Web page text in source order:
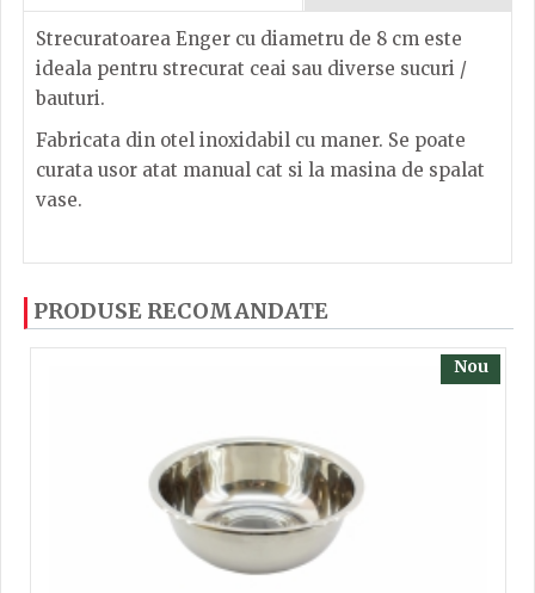
Strecuratoarea Enger cu diametru de 8 cm este
ideala pentru strecurat ceai sau diverse sucuri /
bauturi.
Fabricata din otel inoxidabil cu maner. Se poate
curata usor atat manual cat si la masina de spalat
vase.
8.8
cu ajutorul steluțelor, și scrieți părerea dvs. Pentru
a putea să scrieți părerea trebuie să fiți înregistrat.
PRODUSE RECOMANDATE
Nou